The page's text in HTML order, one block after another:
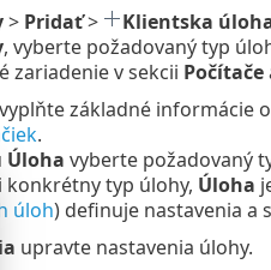
> Pridať> Klientska
, vyberte požadovaný typ
zariadenie v sekcii Počítače
základné informácie
.
Úloha vyberte požadovaný
konkrétny typ úlohy, Úloha
úloh) definuje nastavenia a
upravte nastavenia úlohy.